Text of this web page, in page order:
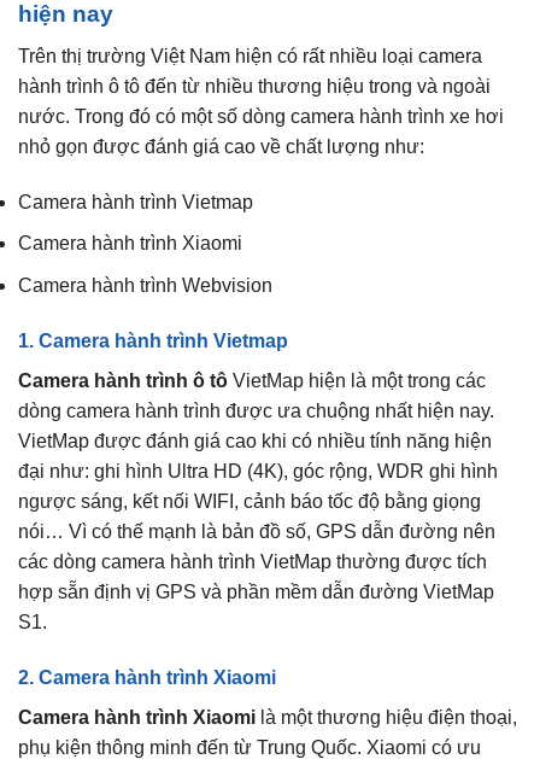
hiện nay
Trên thị trường Việt Nam hiện có rất nhiều loại camera
hành trình ô tô đến từ nhiều thương hiệu trong và ngoài
nước. Trong đó có một số dòng camera hành trình xe hơi
nhỏ gọn được đánh giá cao về chất lượng như:
Camera hành trình Vietmap
Camera hành trình Xiaomi
Camera hành trình Webvision
1. Camera hành trình Vietmap
Camera hành trình ô tô VietMap hiện là một trong các
dòng camera hành trình được ưa chuộng nhất hiện nay.
VietMap được đánh giá cao khi có nhiều tính năng hiện
đại như: ghi hình Ultra HD (4K), góc rộng, WDR ghi hình
ngược sáng, kết nối WIFI, cảnh báo tốc độ bằng giọng
nói… Vì có thế mạnh là bản đồ số, GPS dẫn đường nên
các dòng camera hành trình VietMap thường được tích
hợp sẵn định vị GPS và phần mềm dẫn đường VietMap
S1.
2. Camera hành trình Xiaomi
Camera hành trình Xiaomi là một thương hiệu điện thoại,
phụ kiện thông minh đến từ Trung Quốc. Xiaomi có ưu